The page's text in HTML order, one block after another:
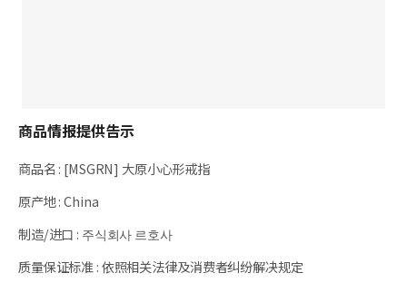
商品情报提供告示
商品名: [MSGRN] 大原小心形戒指
原产地:China
制造/进口 : 주식회사 르호사
质量保证标准 :依照相关法律及消费者纠纷解决规定